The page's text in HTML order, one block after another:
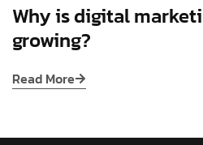
Why is digital
growing?
Read More